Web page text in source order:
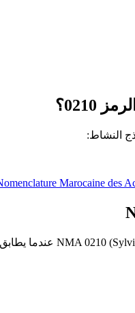
النشاط:
Marocaine des